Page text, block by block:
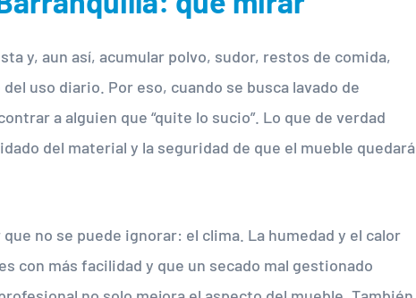
y, aun así, acumular polvo, sudor, restos de comida,
uso diario. Por eso, cuando se busca lavado de
a alguien que “quite lo sucio”. Lo que de verdad
del material y la seguridad de que el mueble quedará
no se puede ignorar: el clima. La humedad y el calor
con más facilidad y que un secado mal gestionado